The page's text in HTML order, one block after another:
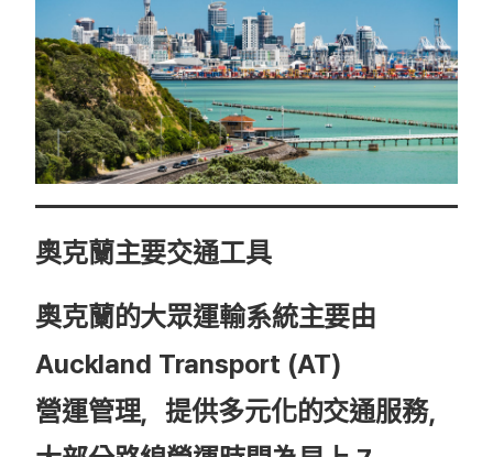
奧克蘭主要交通工具
奧克蘭的大眾運輸系統主要由
Auckland Transport (AT)
營運管理，提供多元化的交通服務，